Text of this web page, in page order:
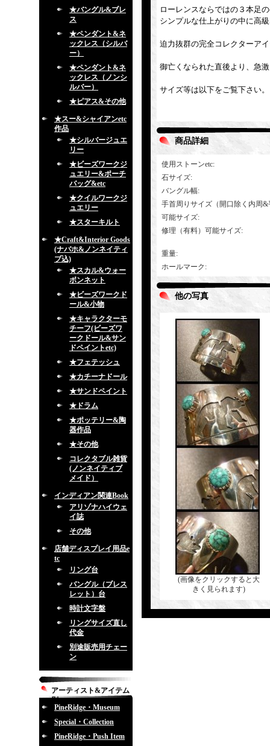
★バングル&ブレ
ス
★ペンダント&ネ
ックレス（シルバ
ー）
★ペンダント&ネ
ックレス（ノンシ
ルバー）
★ピアス&その他
★スー&シャイアンetc
作品
★シルバージュエ
リー
★ビーズワークジ
ュエリー&ポーチ
バッグ&etc
★クイルワークジ
ュエリー
★スターキルト
★Craft&Interior Goods
(ナバホ&ノンネイティ
ブ込)
★スカル&ウォー
ボンネット
★ビーズワークド
ール&小物
★キャラクターモ
チーフ(ビーズワ
ークドール&サン
ドペイントetc)
★フェテッシュ
★カチーナドール
★サンドペイント
★ドラム
★ポッテリー&陶
器作品
★その他
コレクタブル雑貨
(ノンネイティブ
メイド）
インディアン関連Book
アリゾナハイウェ
イ誌
その他
店舗ディスプレイ用品e
tc
リング台
バングル（ブレス
レット）台
時計文字盤
リングサイズ直し
代金
別途販売用チェー
ン
アーティスト&アイテム
別
PineRidge・Museum
Special・Collection
PineRidge・Push Item
ローレンスならではの３本足
シンプルな仕上がりの中に高
迫力抜群の完全コレクターア
御亡くなられた直後より、急
サイズ等は以下をご覧下さい。
商品詳細
使用ストーンetc:
石サイズ:
バングル幅:
手首周りサイズ（開口除く内周&
可能サイズ:
修理（有料）可能サイズ:
重量:
ホールマーク :
他の写真
(画像をクリックすると大
きく見られます)